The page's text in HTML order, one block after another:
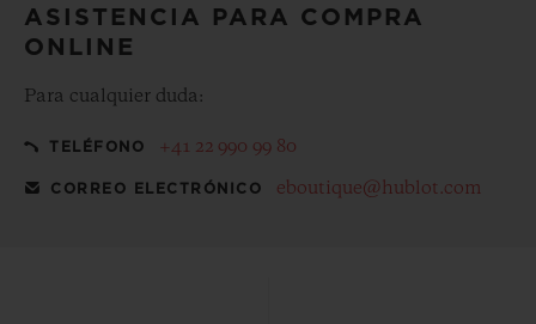
ASISTENCIA PARA COMPRA
ONLINE
Para cualquier duda:
TELÉFONO +41 22 990 99 80
CORREO ELECTRÓNICO eboutique@hublot.com